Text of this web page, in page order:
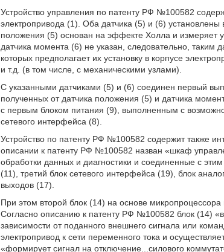
Устройство управления по патенту РФ №100582
электропривода (1). Оба датчика (5) и (6)
положения (5) основан на эффекте Холла и измеряет
датчика момента (6) не указан, следовательно, таким
которых предполагает их установку в корпусе
и т.д. (в том числе, с механическими узлами).
С указанными датчиками (5) и (6) соединен первый
полученных от датчика положения (5) и датчика
с первым блоком питания (9), выполненным с
сетевого интерфейса (8).
Устройство по патенту РФ №100582 содержит также
описании к патенту РФ №100582 назван «шкаф
обработки данных и диагностики и соединенные с
(11), третий блок сетевого интерфейса (19), блок
выходов (17).
При этом второй блок (14) на основе
Согласно описанию к патенту РФ №100582 блок (14)
зависимости от поданного внешнего сигнала или
электропривод к сети переменного тока и
«формирует сигнал на отключение...силового